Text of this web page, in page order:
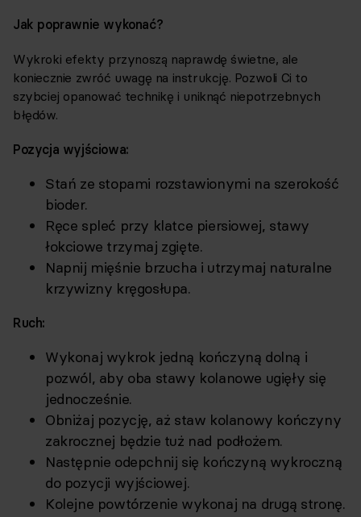
Jak poprawnie wykonać?
Wykroki efekty przynoszą naprawdę świetne, ale
koniecznie zwróć uwagę na instrukcję. Pozwoli Ci to
szybciej opanować technikę i uniknąć niepotrzebnych
błędów.
Pozycja wyjściowa:
Stań ze stopami rozstawionymi na szerokość
bioder.
Ręce spleć przy klatce piersiowej, stawy
łokciowe trzymaj zgięte.
Napnij mięśnie brzucha i utrzymaj naturalne
krzywizny kręgosłupa.
Ruch:
Wykonaj wykrok jedną kończyną dolną i
pozwól, aby oba stawy kolanowe ugięły się
jednocześnie.
Obniżaj pozycję, aż staw kolanowy kończyny
zakrocznej będzie tuż nad podłożem.
Następnie odepchnij się kończyną wykroczną
do pozycji wyjściowej.
Kolejne powtórzenie wykonaj na drugą stronę.